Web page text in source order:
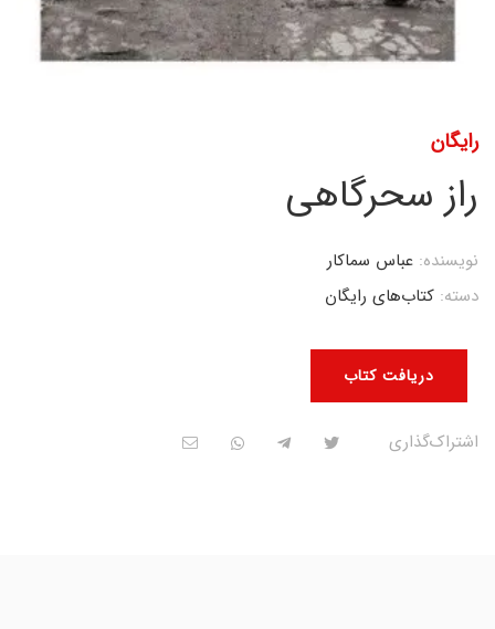
رایگان
راز سحرگاهی
دریافت کتاب
نویسنده: عباس سماکار
دسته: کتاب‌های رایگان
اشتراک‌گذاری